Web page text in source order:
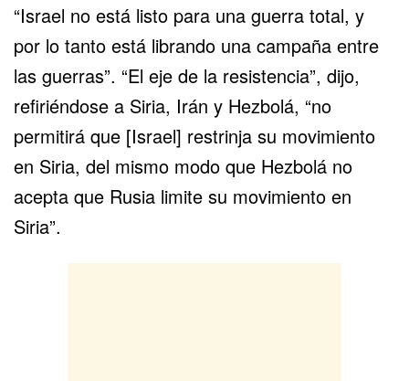
“Israel no está listo para una guerra total, y
por lo tanto está librando una campaña entre
las guerras”. “El eje de la resistencia”, dijo,
refiriéndose a Siria, Irán y Hezbolá, “no
permitirá que [Israel] restrinja su movimiento
en Siria, del mismo modo que Hezbolá no
acepta que Rusia limite su movimiento en
Siria”.